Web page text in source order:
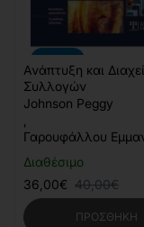
Διαθέσιμο
Ανάπτυξη και
Συλλογών
Johnson Peggy
Γαρουφάλλου
36,00€ 40,00€
ΠΡΟΣΘΉΚΗ